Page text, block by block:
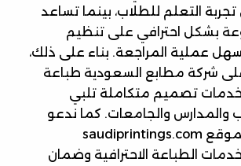
التعلم للطلاب، بينما تساعد
بشكل احترافي على تنظيم
عملية المراجعة. بناء على ذلك،
على شركة مطابع السعودية طباعة
تصميم متكاملة تلبي
والمدارس والجامعات. كما ندعو
الجميع لزيارة الموقع saudiprintings.com
الطباعة الاحترافية وضمان